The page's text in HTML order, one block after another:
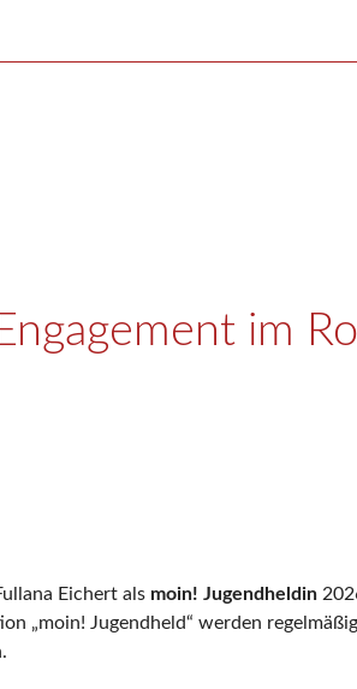
im
Eichert als moin! Jugendheldin
„moin! Jugendheld“ werden